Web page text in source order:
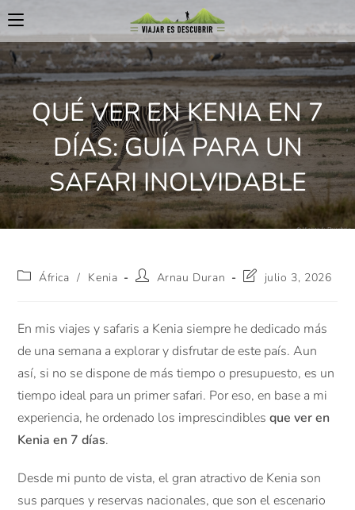
QUÉ VER EN KENIA EN 7
DÍAS: GUÍA PARA UN
SAFARI INOLVIDABLE
África / Kenia Arnau Duran julio 3, 2026
En mis viajes y safaris a Kenia siempre he dedicado más
de una semana a explorar y disfrutar de este país. Aun
así, si no se dispone de más tiempo o presupuesto, es un
tiempo ideal para un primer safari. Por eso, en base a mi
experiencia, he ordenado los imprescindiblesque ver en
Kenia en 7 días.
Desde mi punto de vista, el gran atractivo de Kenia son
sus parques y reservas nacionales, que son el escenario